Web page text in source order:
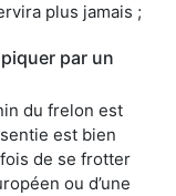
plus jamais ;
par un
du frelon est
est bien
de se frotter
ou d’une